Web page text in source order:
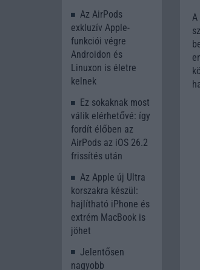
Az AirPods
exkluzív Apple-
funkciói végre
Androidon és
Linuxon is életre
kelnek
Ez sokaknak most
válik elérhetővé: így
fordít élőben az
AirPods az iOS 26.2
frissítés után
Az Apple új Ultra
korszakra készül:
hajlítható iPhone és
extrém MacBook is
jöhet
Jelentősen
nagyobb